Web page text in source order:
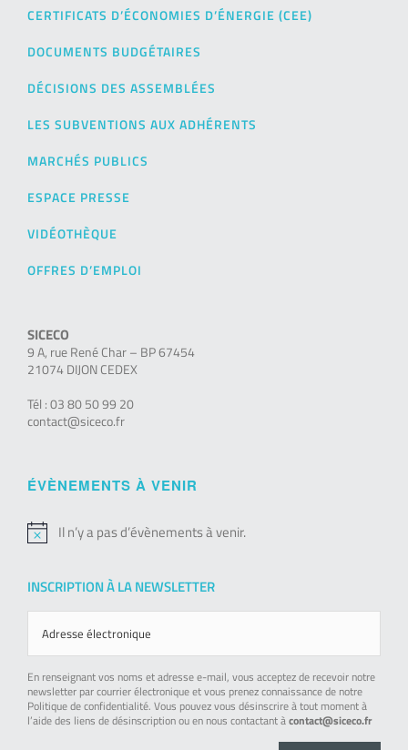
CERTIFICATS D’ÉCONOMIES D’ÉNERGIE (CEE)
DOCUMENTS BUDGÉTAIRES
DÉCISIONS DES ASSEMBLÉES
LES SUBVENTIONS AUX ADHÉRENTS
MARCHÉS PUBLICS
ESPACE PRESSE
VIDÉOTHÈQUE
OFFRES D’EMPLOI
SICECO
9 A, rue René Char – BP 67454
21074 DIJON CEDEX
Tél : 03 80 50 99 20
contact@siceco.fr
ÉVÈNEMENTS À VENIR
Notice
Il n’y a pas d’évènements à venir.
INSCRIPTION À LA NEWSLETTER
En renseignant vos noms et adresse e-mail, vous acceptez de recevoir notre
newsletter par courrier électronique et vous prenez connaissance de notre
Politique de confidentialité. Vous pouvez vous désinscrire à tout moment à
l’aide des liens de désinscription ou en nous contactant àcontact@siceco.fr